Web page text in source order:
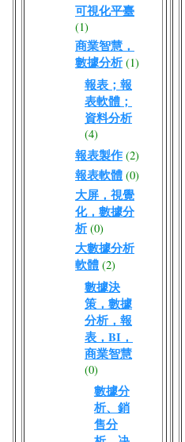
可視化平臺
(1)
商業智慧，
數據分析 (1)
報表；報
表軟體；
資料分析
(4)
報表製作 (2)
報表軟體 (0)
大屏，視覺
化，數據分
析 (0)
大數據分析
軟體 (2)
數據決
策，數據
分析，報
表，BI，
商業智慧
(0)
數據分
析、銷
售分